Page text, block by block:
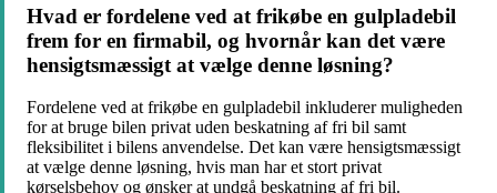
Hvad er fordelene ved at frikøbe en gulpladebil
frem for en firmabil, og hvornår kan det være
hensigtsmæssigt at vælge denne løsning?
Fordelene ved at frikøbe en gulpladebil inkluderer muligheden
for at bruge bilen privat uden beskatning af fri bil samt
fleksibilitet i bilens anvendelse. Det kan være hensigtsmæssigt
at vælge denne løsning, hvis man har et stort privat
kørselsbehov og ønsker at undgå beskatning af fri bil.